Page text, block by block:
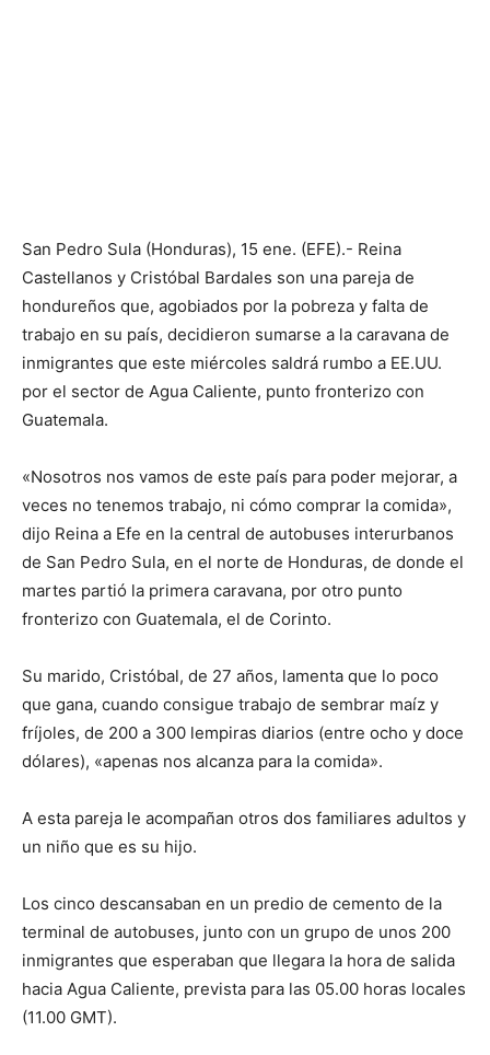
San Pedro Sula (Honduras), 15 ene. (EFE).- Reina
Castellanos y Cristóbal Bardales son una pareja de
hondureños que, agobiados por la pobreza y falta de
trabajo en su país, decidieron sumarse a la caravana de
inmigrantes que este miércoles saldrá rumbo a EE.UU.
por el sector de Agua Caliente, punto fronterizo con
Guatemala.
«Nosotros nos vamos de este país para poder mejorar, a
veces no tenemos trabajo, ni cómo comprar la comida»,
dijo Reina a Efe en la central de autobuses interurbanos
de San Pedro Sula, en el norte de Honduras, de donde el
martes partió la primera caravana, por otro punto
fronterizo con Guatemala, el de Corinto.
Su marido, Cristóbal, de 27 años, lamenta que lo poco
que gana, cuando consigue trabajo de sembrar maíz y
fríjoles, de 200 a 300 lempiras diarios (entre ocho y doce
dólares), «apenas nos alcanza para la comida».
A esta pareja le acompañan otros dos familiares adultos y
un niño que es su hijo.
Los cinco descansaban en un predio de cemento de la
terminal de autobuses, junto con un grupo de unos 200
inmigrantes que esperaban que llegara la hora de salida
hacia Agua Caliente, prevista para las 05.00 horas locales
(11.00 GMT).